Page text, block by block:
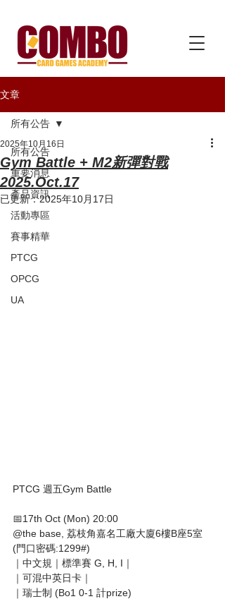
文章
所有公告
重要消息
產品資訊
活動專區
賽事精華
PTCG
OPCG
UA
所有公告
Gym Battle + M2新彈對戰
2025.Oct.17
2025年10月16日
已更新：2025年10月17日
PTCG 週五Gym Battle
📅17th Oct (Mon) 20:00
@the base, 荔枝角嘉名工廠大廈6樓B座5室
(門口密碼:1299#)
｜中文規｜標準賽 G, H, I｜
｜可混中英日卡｜
｜瑞士制 (Bo1 0-1 計prize)